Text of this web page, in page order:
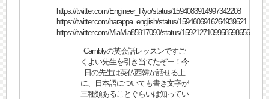
https://twitter.com/Engineer_Ryo/status/1594083914997342208
https://twitter.com/harappa_english/status/1594606916264939521
https://twitter.com/MiaMia85917090/status/1592127109958598656
Camblyの英会話レッスンですご
くよい先生を引き当てたぞー！今
日の先生は英仏西韓が話せる上
に、日本語についても書き文字が
三種類あることぐらいは知ってい